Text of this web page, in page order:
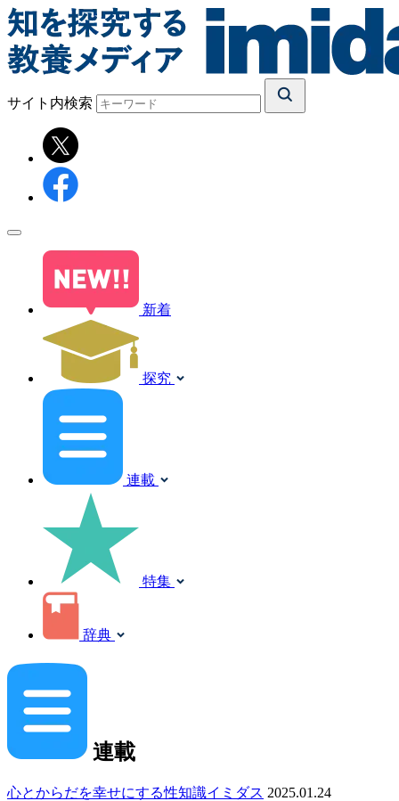
サイト内検索
新着
探究
連載
特集
辞典
連載
心とからだを幸せにする性知識イミダス 2025.01.24